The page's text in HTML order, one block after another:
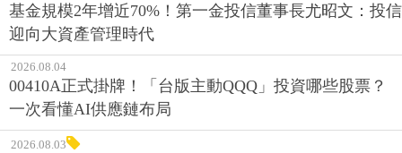
基金規模2年增近70%！第一金投信董事長尤昭文：投信
迎向大資產管理時代
2026.08.04
00410A正式掛牌！「台版主動QQQ」投資哪些股票？
一次看懂AI供應鏈布局
2026.08.03